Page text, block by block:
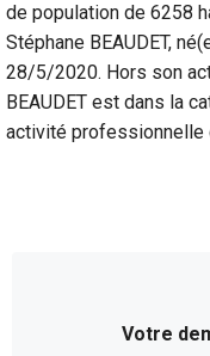
de population de 6258
Stéphane BEAUDET,
28/5/2020. Hors son
BEAUDET est dans la
activité professionnelle
Votre